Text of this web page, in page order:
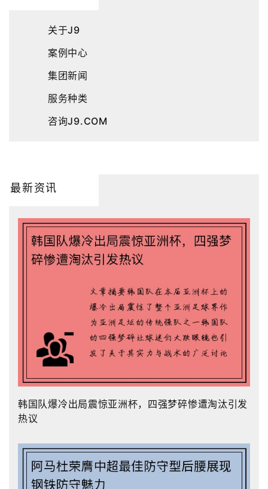
关于J9
案例中心
集团新闻
服务种类
咨询J9.COM
最新资讯
韩国队爆冷出局震惊亚洲杯，四强梦碎惨遭淘汰引发
热议